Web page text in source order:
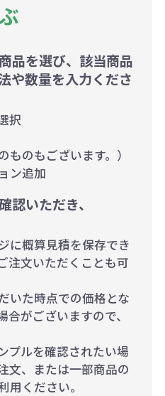
品を選び、該当商品
や数量を入力くださ
択
ものもございます。）
ン追加
認いただき、
に概算見積を保存でき
注文いただくことも可
いた時点での価格とな
合がございますので、
プルを確認されたい場
文、または一部商品の
用ください。